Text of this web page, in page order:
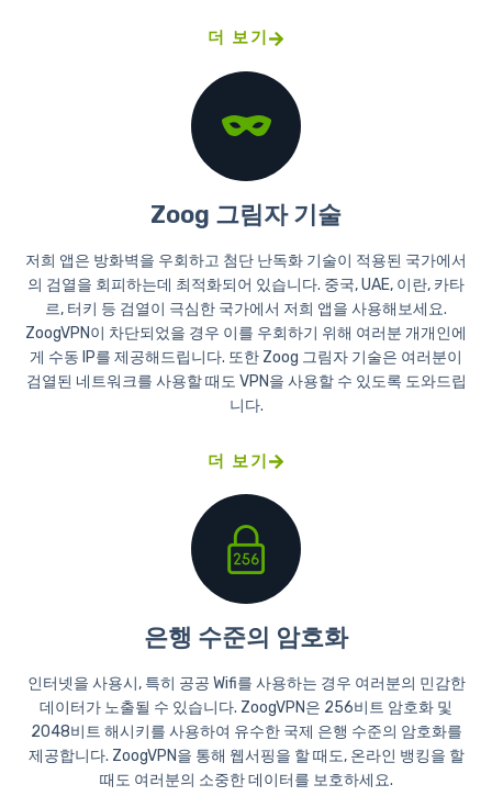
더 보기
Zoog 그림자 기술
저희 앱은 방화벽을 우회하고 첨단 난독화 기술이 적용된 국가에서
의 검열을 회피하는데 최적화되어 있습니다. 중국, UAE, 이란, 카타
르, 터키 등 검열이 극심한 국가에서 저희 앱을 사용해보세요.
ZoogVPN이 차단되었을 경우 이를 우회하기 위해 여러분 개개인에
게 수동 IP를 제공해드립니다. 또한 Zoog 그림자 기술은 여러분이
검열된 네트워크를 사용할 때도 VPN을 사용할 수 있도록 도와드립
니다.
더 보기
은행 수준의 암호화
인터넷을 사용시, 특히 공공 Wifi를 사용하는 경우 여러분의 민감한
데이터가 노출될 수 있습니다. ZoogVPN은 256비트 암호화 및
2048비트 해시키를 사용하여 유수한 국제 은행 수준의 암호화를
제공합니다. ZoogVPN을 통해 웹서핑을 할 때도, 온라인 뱅킹을 할
때도 여러분의 소중한 데이터를 보호하세요.